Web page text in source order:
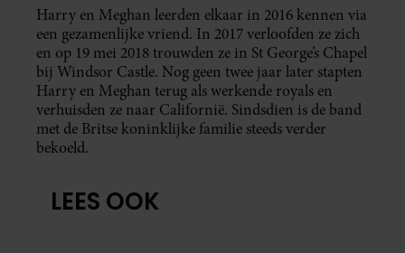
Harry en Meghan leerden elkaar in 2016 kennen via
een gezamenlijke vriend. In 2017 verloofden ze zich
en op 19 mei 2018 trouwden ze in St George’s Chapel
bij Windsor Castle. Nog geen twee jaar later stapten
Harry en Meghan terug als werkende royals en
verhuisden ze naar Californië. Sindsdien is de band
met de Britse koninklijke familie steeds verder
bekoeld.
LEES OOK